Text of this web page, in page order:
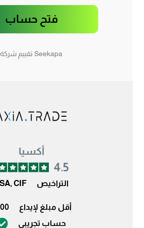
فتح حساب
Seekapa تقييم شركة
أكسيا
4.5
التراخيص CIF
أقل مبلغ لإيداع
حساب تجريبي